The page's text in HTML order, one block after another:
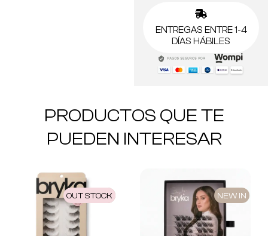
ENTREGAS ENTRE 1-4
DÍAS HÁBILES
PRODUCTOS QUE TE
PUEDEN INTERESAR
NEW IN
OUT STOCK NEW IN